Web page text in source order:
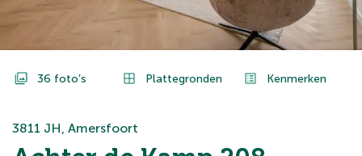
36 foto’s Plattegronden Kenmerken
3811 JH, Amersfoort